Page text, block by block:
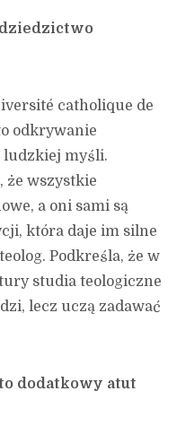
catholique de
odkrywanie
ludzkiej myśli.
że wszystkie
a oni sami są
która daje im silne
Podkreśla, że w
studia teologiczne
lecz uczą zadawać
dodatkowy atut